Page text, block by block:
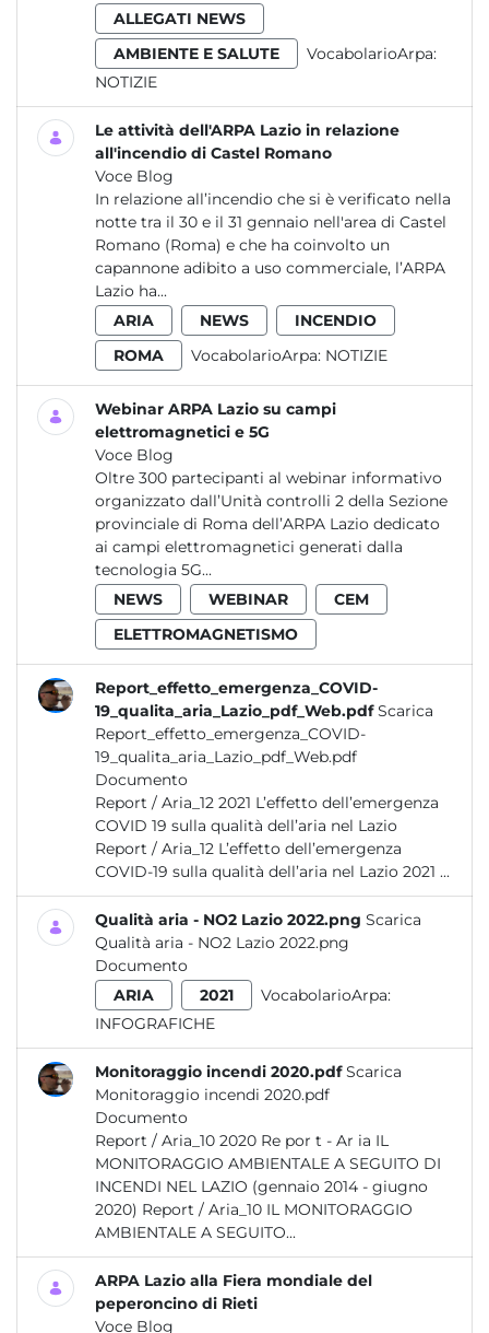
ALLEGATI NEWS
AMBIENTE E SALUTE
VocabolarioArpa:
NOTIZIE
Le attività dell'ARPA Lazio in relazione
all'incendio di Castel Romano
Voce Blog
In relazione all’incendio che si è verificato nella
notte tra il 30 e il 31 gennaio nell'area di Castel
Romano (Roma) e che ha coinvolto un
capannone adibito a uso commerciale, l’ARPA
Lazio ha...
ARIA
NEWS
INCENDIO
ROMA
VocabolarioArpa: NOTIZIE
Webinar ARPA Lazio su campi
elettromagnetici e 5G
Voce Blog
Oltre 300 partecipanti al webinar informativo
organizzato dall’Unità controlli 2 della Sezione
provinciale di Roma dell’ARPA Lazio dedicato
ai campi elettromagnetici generati dalla
tecnologia 5G...
NEWS
WEBINAR
CEM
ELETTROMAGNETISMO
Report_effetto_emergenza_COVID-
19_qualita_aria_Lazio_pdf_Web.pdf Scarica
Report_effetto_emergenza_COVID-
19_qualita_aria_Lazio_pdf_Web.pdf
Documento
Report / Aria_12 2021 L’effetto dell’emergenza
COVID 19 sulla qualità dell’aria nel Lazio
Report / Aria_12 L’effetto dell’emergenza
COVID-19 sulla qualità dell’aria nel Lazio 2021 ...
Qualità aria - NO2 Lazio 2022.png Scarica
Qualità aria - NO2 Lazio 2022.png
Documento
ARIA
2021
VocabolarioArpa:
INFOGRAFICHE
Monitoraggio incendi 2020.pdf Scarica
Monitoraggio incendi 2020.pdf
Documento
Report / Aria_10 2020 Re por t - Ar ia IL
MONITORAGGIO AMBIENTALE A SEGUITO DI
INCENDI NEL LAZIO (gennaio 2014 - giugno
2020) Report / Aria_10 IL MONITORAGGIO
AMBIENTALE A SEGUITO...
ARPA Lazio alla Fiera mondiale del
peperoncino di Rieti
Voce Blog